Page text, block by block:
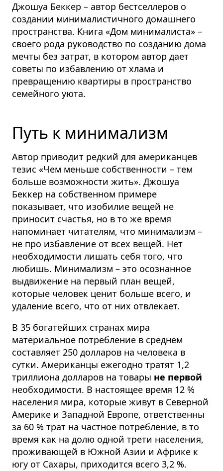
Джошуа Беккер – автор бестселлеров о
создании минималистичного домашнего
пространства. Книга «Дом минималиста» –
своего рода руководство по созданию дома
мечты без затрат, в котором автор дает
советы по избавлению от хлама и
превращению квартиры в пространство
семейного уюта.
Путь к минимализм
Автор приводит редкий для американцев
тезис «Чем меньше собственности – тем
больше возможности жить». Джошуа
Беккер на собственном примере
показывает, что изобилие вещей не
приносит счастья, но в то же время
напоминает читателям, что минимализм –
не про избавление от всех вещей. Нет
необходимости лишать себя того, что
любишь. Минимализм – это осознанное
выдвижение на первый план вещей,
которые человек ценит больше всего, и
удаление всего, что от них отвлекает.
В 35 богатейших странах мира
материальное потребление в среднем
составляет 250 долларов на человека в
сутки. Американцы ежегодно тратят 1,2
триллиона долларов на товары не первой
необходимости. В настоящее время 12 %
населения мира, которые живут в Северной
Америке и Западной Европе, ответственны
за 60 % трат на частное потребление, в то
время как на долю одной трети населения,
проживающей в Южной Азии и Африке к
югу от Сахары, приходится всего 3,2 %.